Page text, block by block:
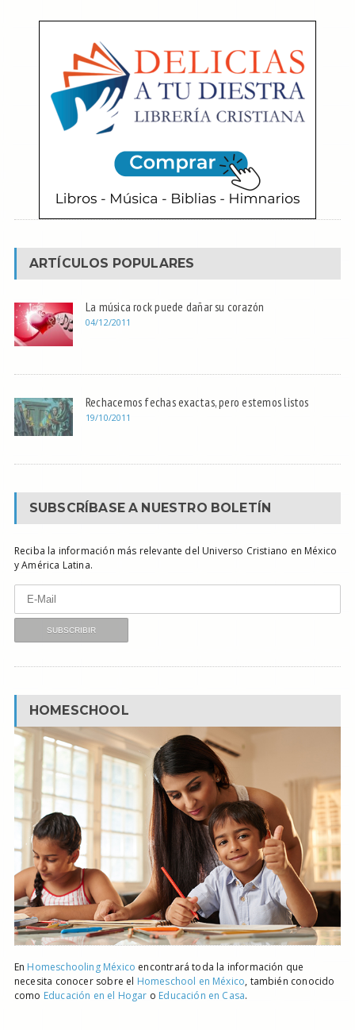
ARTÍCULOS POPULARES
La música rock puede dañar su corazón
04/12/2011
Rechacemos fechas exactas, pero estemos listos
19/10/2011
SUBSCRÍBASE A NUESTRO BOLETÍN
Reciba la información más relevante del Universo Cristiano en México
y América Latina.
HOMESCHOOL
En Homeschooling México encontrará toda la información que
necesita conocer sobre el Homeschool en México, también conocido
como Educación en el Hogar o Educación en Casa.